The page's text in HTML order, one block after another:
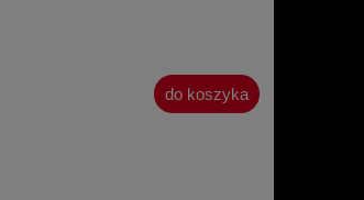
do koszyka